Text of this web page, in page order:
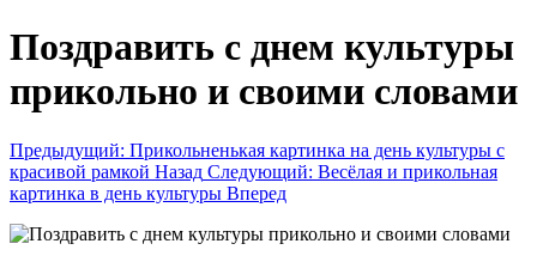
Поздравить с днем культуры
прикольно и своими словами
Предыдущий: Прикольненькая картинка на день культуры c
красивой рамкой Назад Следующий: Весёлая и прикольная
картинка в день культуры Вперед